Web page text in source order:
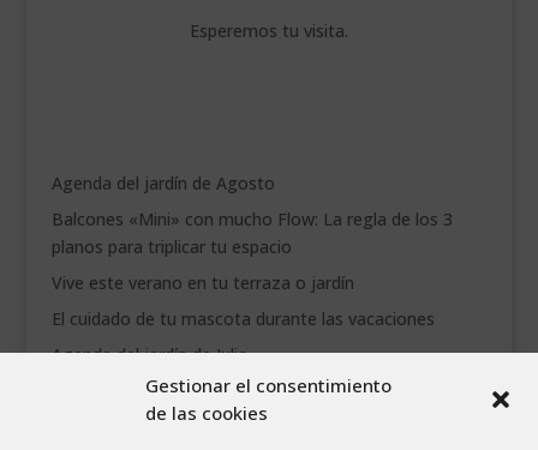
Gestionar el consentimiento
de las cookies
Esperemos tu visita.
Agenda del jardín de Agosto
Balcones «Mini» con mucho Flow: La regla de los 3
planos para triplicar tu espacio
Vive este verano en tu terraza o jardín
El cuidado de tu mascota durante las vacaciones
Agenda del jardín de Julio
agosto 2026